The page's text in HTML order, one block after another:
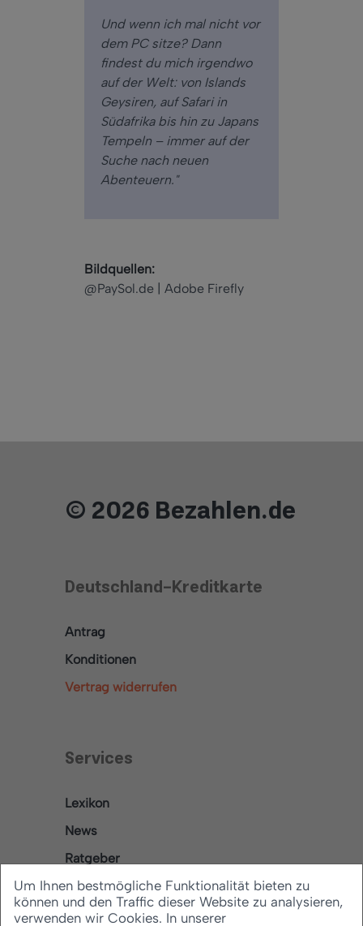
Und wenn ich mal nicht vor
dem PC sitze? Dann
findest du mich irgendwo
auf der Welt: von Islands
Geysiren, auf Safari in
Südafrika bis hin zu Japans
Tempeln – immer auf der
Suche nach neuen
Abenteuern."
Bildquellen:
@PaySol.de | Adobe Firefly
© 2026 Bezahlen.de
Deutschland-Kreditkarte
Antrag
Konditionen
Vertrag widerrufen
Services
Lexikon
News
Ratgeber
Um Ihnen bestmögliche Funktionalität bieten zu
können und den Traffic dieser Website zu analysieren,
verwenden wir Cookies. In unserer